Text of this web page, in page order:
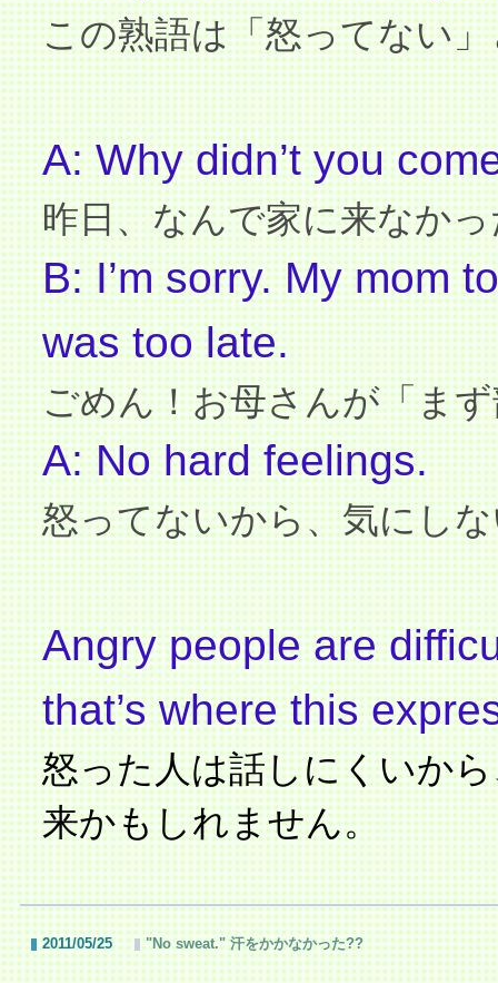
この熟語は「怒ってない
A: Why didn’t you
昨日、なんで家に来なか
B: I’m sorry. My mom
was too late.
ごめん！お母さんが「ま
A: No hard feelings.
怒ってないから、気にし
Angry people are
that’s where this
怒った人は話しにくいか
来かもしれません。
2011/05/25 "No sweat." 汗をかかなかった??